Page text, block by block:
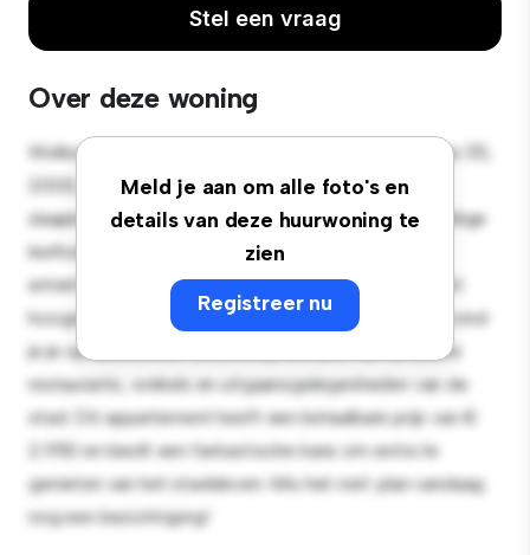
Stel een vraag
Over deze woning
Meld je aan om alle foto's en
details van deze huurwoning te
zien
Registreer nu
Welkom bij je nieuwe toevluchtsoord in Vlaamsekaai 35,
2000, Antwerpen! Dit moderne 1-
slaapkamerappartement biedt een stijlvolle en gezellige
leefruimte. De open indeling is perfect voor
entertainment en de strakke keuken is uitgerust met
hoogwaardige apparatuur. Dankzij de toplocatie bevind
je je op slechts een steenworp afstand van de beste
restaurants, winkels en uitgaansgelegenheden van de
stad. Dit appartement heeft een betaalbare prijs van €
2.950 en biedt een fantastische kans om extra te
genieten van het stadsleven. Mis het niet: plan vandaag
nog een bezichtiging!